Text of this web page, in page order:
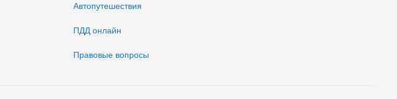
Автопутешествия
ПДД онлайн
Правовые вопросы